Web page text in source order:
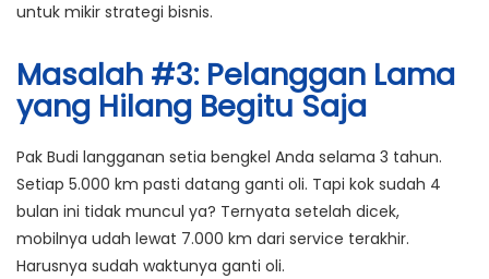
untuk mikir strategi bisnis.
Masalah #3: Pelanggan Lama
yang Hilang Begitu Saja
Pak Budi langganan setia bengkel Anda selama 3 tahun.
Setiap 5.000 km pasti datang ganti oli. Tapi kok sudah 4
bulan ini tidak muncul ya? Ternyata setelah dicek,
mobilnya udah lewat 7.000 km dari service terakhir.
Harusnya sudah waktunya ganti oli.